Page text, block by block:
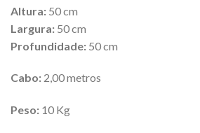
Altura: 50 cm
Largura: 50 cm
Profundidade: 50 cm
Cabo: 2,00 metros
Peso: 10 Kg